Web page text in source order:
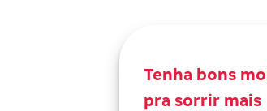
Tenha bons
pra sorrir mais